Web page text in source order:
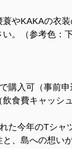
やKAKAの衣
。（参考色：
購入可（事前申
食費キャッシュ
た今年のTシャ
、島への想い